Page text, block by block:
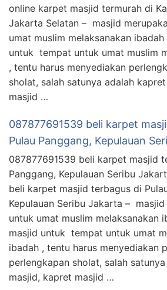
online karpet masjid termurah di
Jakarta Selatan – masjid
umat muslim melaksanakan
untuk tempat untuk umat muslim
, tentu harus menyediakan
sholat, salah satunya adalah
masjid …
087877691539 beli karpet
Pulau Panggang, Kepulauan
087877691539 beli karpet masjid
Panggang, Kepulauan Seribu
beli karpet masjid terbagus di
Kepulauan Seribu Jakarta –
untuk umat muslim melaksanakan
masjid untuk tempat untuk umat
ibadah , tentu harus menyediakan
perlengkapan sholat, salah
masjid, kapret masjid …